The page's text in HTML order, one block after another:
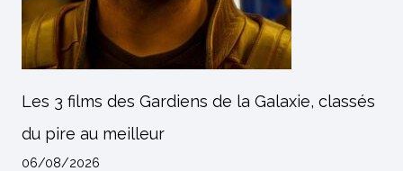
Les 3 films des Gardiens de la Galaxie, classés
du pire au meilleur
06/08/2026